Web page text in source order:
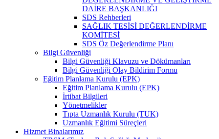
DAİRE BAŞKANLIĞI
SDS Rehberleri
SAĞLIK TESİSİ DEĞERLENDİRME
KOMİTESİ
SDS Öz Değerlendirme Planı
Bilgi Güvenliği
Bilgi Güvenliği Klavuzu ve Dökümanları
Bilgi Güvenliği Olay Bildirim Formu
Eğitim Planlama Kurulu (EPK)
Eğitim Planlama Kurulu (EPK)
İrtibat Bilgileri
Yönetmelikler
Tıpta Uzmanlık Kurulu (TUK)
Uzmanlık Eğitimi Süreçleri
Hizmet Binalarımız